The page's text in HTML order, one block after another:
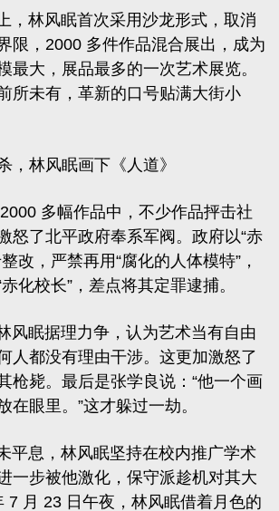
林风眠首次采用沙龙形式，取消
限，2000 多件作品混合展出，成为
最大，展品最多的一次艺术展览。
所未有，革新的口号贴满大街小
，林风眠画下《人道》
多幅作品中，不少作品抨击社
怒了北平政府奉系军阀。政府以“赤
改，严禁再用“腐化的人体模特”，
化校长”，差点将其定罪逮捕。
眠据理力争，认为艺术当有自由
人都没有理由干涉。这更加激怒了
枪毙。最后是张学良说：“他一个画
在眼里。”这才躲过一劫。
息，林风眠坚持在校内推广学术
一步被他激化，保守派趁机对其大
7 月 23 日午夜，林风眠借着月色的